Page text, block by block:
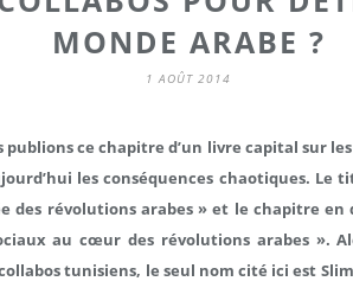
MONDE ARABE ?
1 AOÛT 2014
publions ce chapitre d’un livre capital sur
les conséquences chaotiques. Le
des révolutions arabes » et le chapitre
au cœur des révolutions arabes ».
tunisiens, le seul nom cité ici est